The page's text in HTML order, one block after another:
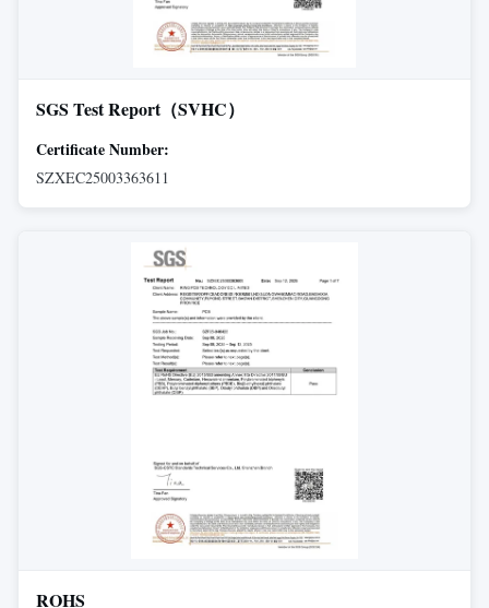
SGS Test Report（SVHC）
Certificate Number:
SZXEC25003363611
ROHS